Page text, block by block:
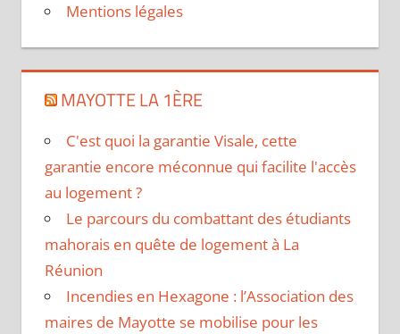
Mentions légales
MAYOTTE LA 1ÈRE
C'est quoi la garantie Visale, cette
garantie encore méconnue qui facilite l'accès
au logement ?
Le parcours du combattant des étudiants
mahorais en quête de logement à La
Réunion
Incendies en Hexagone : l’Association des
maires de Mayotte se mobilise pour les